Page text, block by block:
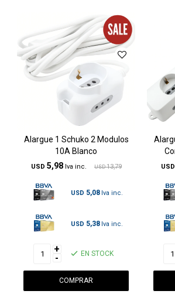
Alargue 1 Schuko 2 Modulos
10A Blanco
USD 5,98 USD 13,79
USD 5,08
USD 5,38
+
- EN STOCK
USD